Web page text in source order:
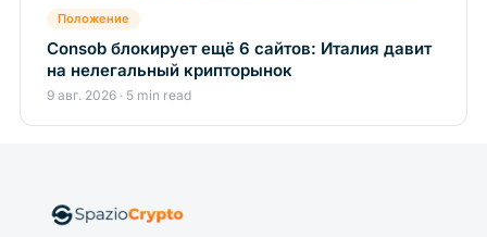
Положение
Consob блокирует ещё 6 сайтов: Италия давит
на нелегальный крипторынок
9 авг. 2026 · 5 min read